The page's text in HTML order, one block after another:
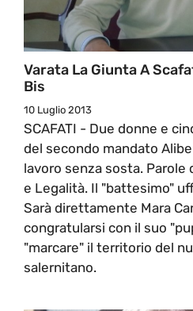
Varata La Giunta A
Bis
10 Luglio 2013
SCAFATI - Due donne e
del secondo mandato
lavoro senza sosta. Parole
e Legalità. Il "battesimo"
Sarà direttamente Mara
congratularsi con il suo
"marcare" il territorio del
salernitano.